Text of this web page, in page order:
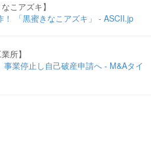
こアズキ】
「黒蜜きなこアズキ」 - ASCII.jp
所】
業停止し自己破産申請へ - M&Aタイ